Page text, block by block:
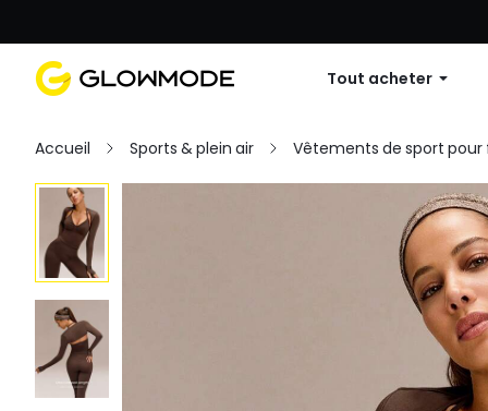
Tout acheter
Accueil Sports & plein air Vêtements de sport